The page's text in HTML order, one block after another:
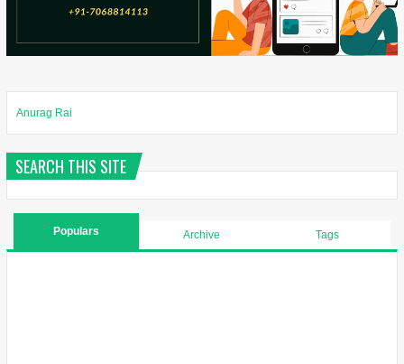
Anurag Rai
SEARCH THIS SITE
Populars Archive Tags